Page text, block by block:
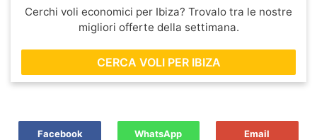
Cerchi voli economici per Ibiza? Trovalo tra le nostre
migliori offerte della settimana.
CERCA VOLI PER IBIZA
Facebook WhatsApp Email